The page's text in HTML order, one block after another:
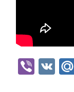
Viber
VK